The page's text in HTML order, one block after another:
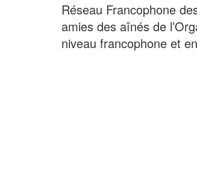
Réseau Francophone
amies des aînés de
niveau francophone et